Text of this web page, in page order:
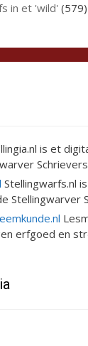
in et 'wild' (579)
is et
Stellingwarfs.nl
Stellingwarver
erfgoed en